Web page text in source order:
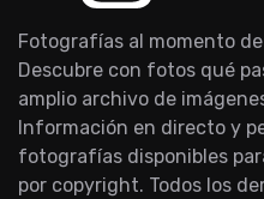
Fotografías al momento
Descubre con fotos qué
amplio archivo de
Información en directo y
fotografías disponibles
por copyright. Todos los